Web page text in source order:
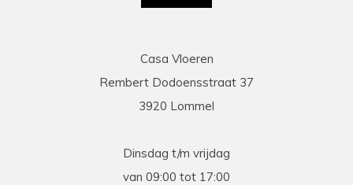
Casa Vloeren
Rembert Dodoensstraat 37
3920 Lommel
Dinsdag t/m vrijdag
van 09:00 tot 17:00